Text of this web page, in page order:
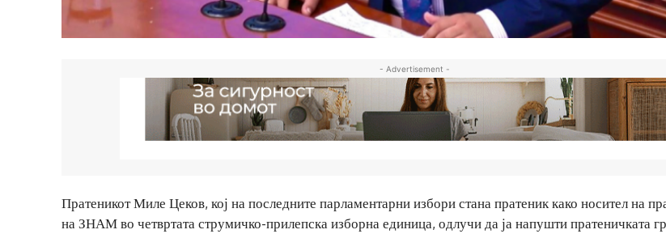
- Advertisement -
Пратеникот Миле Цеков, кој на последните парламентарни избори стана пратеник како носител на
на ЗНАМ во четвртата струмичко-прилепска изборна единица, одлучи да ја напушти пратеничката